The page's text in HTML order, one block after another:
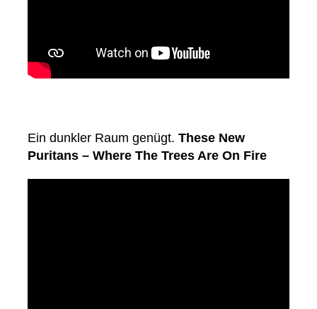
Ein dunkler Raum genügt. These New
Puritans – Where The Trees Are On Fire